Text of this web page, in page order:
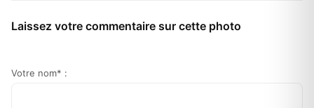
Laissez votre commentaire sur cette photo
Votre nom* :